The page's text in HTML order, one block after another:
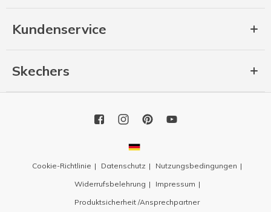
Kundenservice
Skechers
Cookie-Richtlinie Datenschutz
Nutzungsbedingungen
Widerrufsbelehrung
Impressum
Produktsicherheit /Ansprechpartner